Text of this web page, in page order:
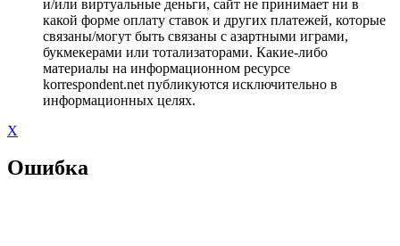
и/или виртуальные деньги, сайт не принимает ни в
какой форме оплату ставок и других платежей, которые
связаны/могут быть связаны с азартными играми,
букмекерами или тотализаторами. Какие-либо
материалы на информационном ресурсе
korrespondent.net публикуются исключительно в
информационных целях.
X
Ошибка